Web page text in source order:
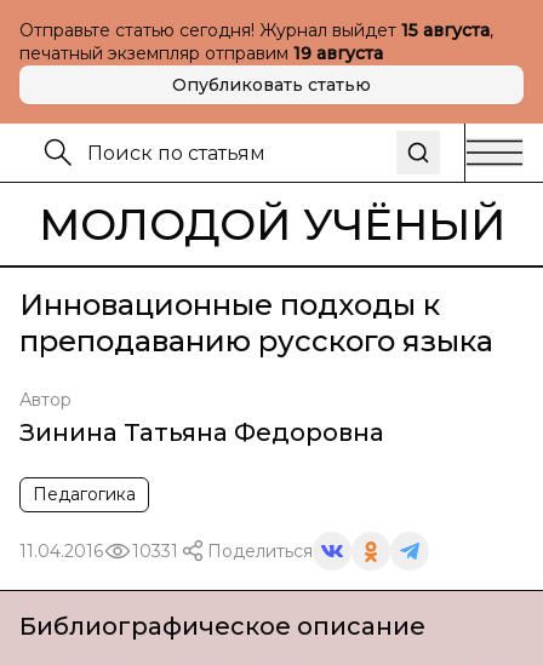
Отправьте статью сегодня! Журнал выйдет 15 августа,
печатный экземпляр отправим 19 августа
Опубликовать статью
МОЛОДОЙ УЧЁНЫЙ
Инновационные подходы к
преподаванию русского языка
Автор
Зинина Татьяна Федоровна
Педагогика
11.04.2016 10331 Поделиться
Библиографическое описание